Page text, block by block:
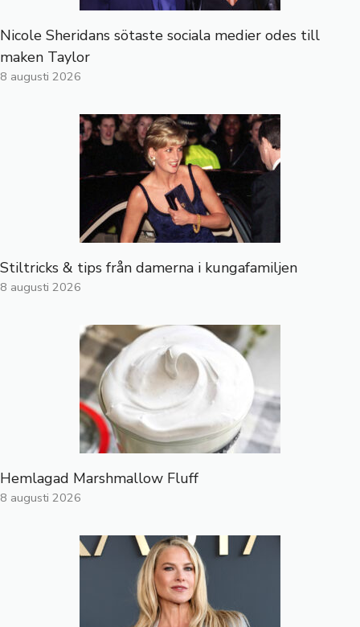
Nicole Sheridans sötaste sociala medier odes till
maken Taylor
8 augusti 2026
Stiltricks & tips från damerna i kungafamiljen
8 augusti 2026
Hemlagad Marshmallow Fluff
8 augusti 2026